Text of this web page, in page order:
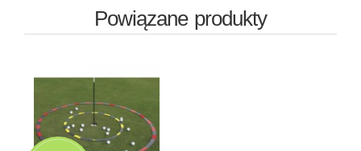
Powiązane produkty